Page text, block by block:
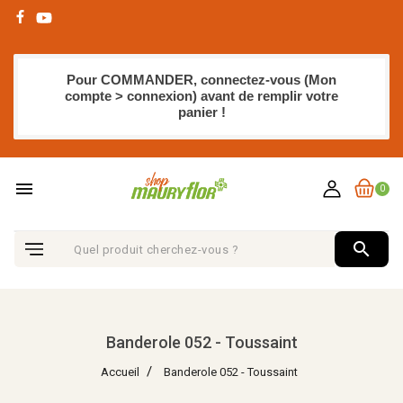
Pour COMMANDER, connectez-vous (Mon
compte > connexion) avant de remplir votre
panier !
menu 0
search
Banderole 052 - Toussaint
Accueil Banderole 052 - Toussaint